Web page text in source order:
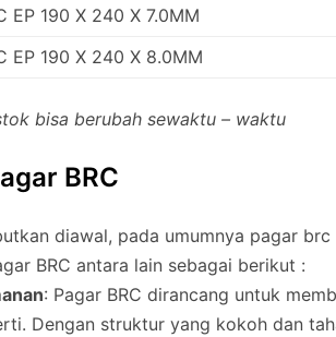
EP 190 X 240 X 7.0MM
EP 190 X 240 X 8.0MM
bisa berubah sewaktu – waktu
BRC
diawal, pada umumnya pagar
BRC antara lain sebagai berikut :
: Pagar BRC dirancang untuk
Dengan struktur yang kokoh dan